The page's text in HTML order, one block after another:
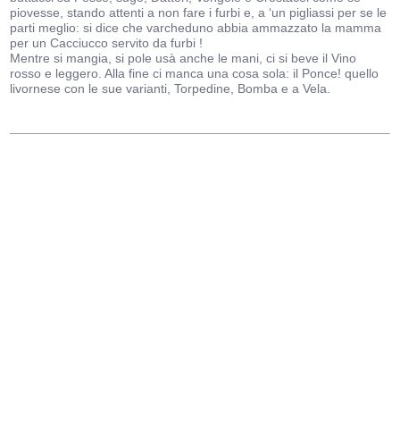
piovesse, stando attenti a non fare i furbi e, a ‘un pigliassi per se le
parti meglio: si dice che varcheduno abbia ammazzato la mamma
per un Cacciucco servito da furbi !
Mentre si mangia, si pole usà anche le mani, ci si beve il Vino
rosso e leggero. Alla fine ci manca una cosa sola: il Ponce! quello
livornese con le sue varianti, Torpedine, Bomba e a Vela.